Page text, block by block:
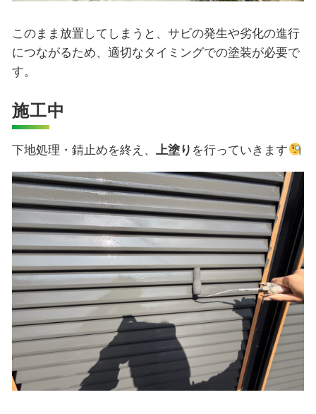
このまま放置してしまうと、サビの発生や劣化の進行
につながるため、適切なタイミングでの塗装が必要で
す。
施工中
下地処理・錆止めを終え、上塗り を行っていきます